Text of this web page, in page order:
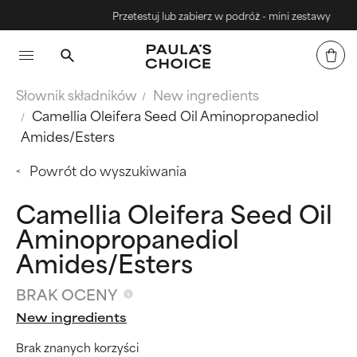
Przetestuj lub zabierz w podróż - mini zestawy
Słownik składników
New ingredients
Camellia Oleifera Seed Oil Aminopropanediol
Amides/Esters
Powrót do wyszukiwania
Camellia Oleifera Seed Oil
Aminopropanediol
Amides/Esters
BRAK OCENY
New ingredients
Brak znanych korzyści